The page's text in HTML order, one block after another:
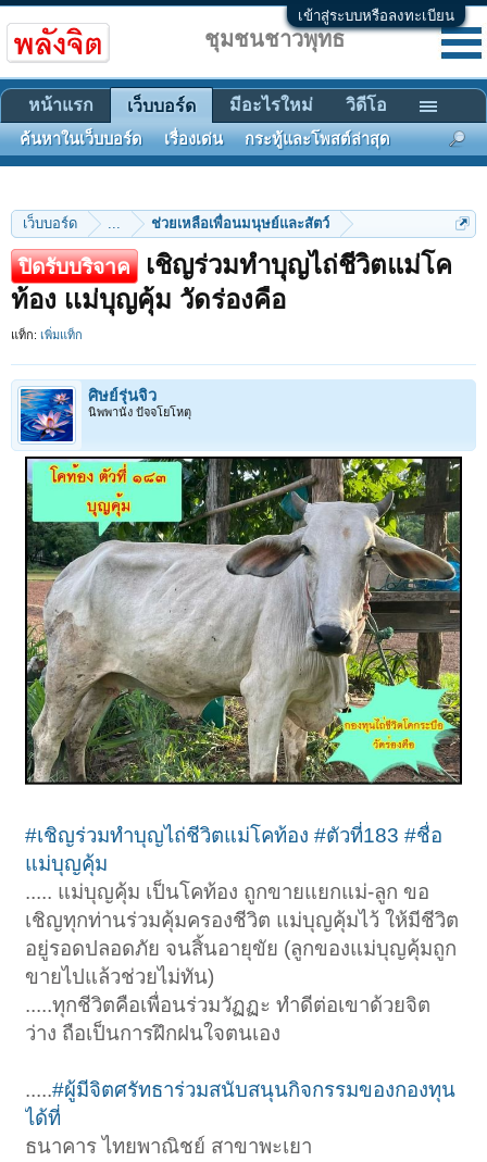
เข้าสู่ระบบหรือลงทะเบียน
เว็บบอร์ด ... ช่วยเหลือเพื่อนมนุษย์และสัตว์
ปิดรับบริจาค
เชิญร่วมทำบุญไถ่ชีวิตแม่โค
ท้อง เเม่บุญคุ้ม วัดร่องคือ
แท็ก: เพิ่มแท็ก
ศิษย์รุ่นจิ๋ว
นิพพานัง ปัจจโยโหตุ
#เชิญร่วมทำบุญไถ่ชีวิตแม่โคท้อง #ตัวที่183 #ชื่อ
แม่บุญคุ้ม
..... แม่บุญคุ้ม เป็นโคท้อง ถูกขายแยกแม่-ลูก ขอ
เชิญทุกท่านร่วมคุ้มครองชีวิต แม่บุญคุ้มไว้ ให้มีชีวิต
อยู่รอดปลอดภัย จนสิ้นอายุขัย (ลูกของแม่บุญคุ้มถูก
ขายไปแล้วช่วยไม่ทัน)
.....ทุกชีวิตคือเพื่อนร่วมวัฏฏะ ทำดีต่อเขาด้วยจิต
ว่าง ถือเป็นการฝึกฝนใจตนเอง
.....#ผู้มีจิตศรัทธาร่วมสนับสนุนกิจกรรมของกองทุน
ได้ที่
ธนาคาร ไทยพาณิชย์ สาขาพะเยา
ชุมชนชาวพุทธ
หน้าแรก เว็บบอร์ด
ค้นหาในเว็บบอร์ด เรื่องเด่น กระทู้และโพสต์ล่าสุด
มีอะไรใหม่ วิดีโอ